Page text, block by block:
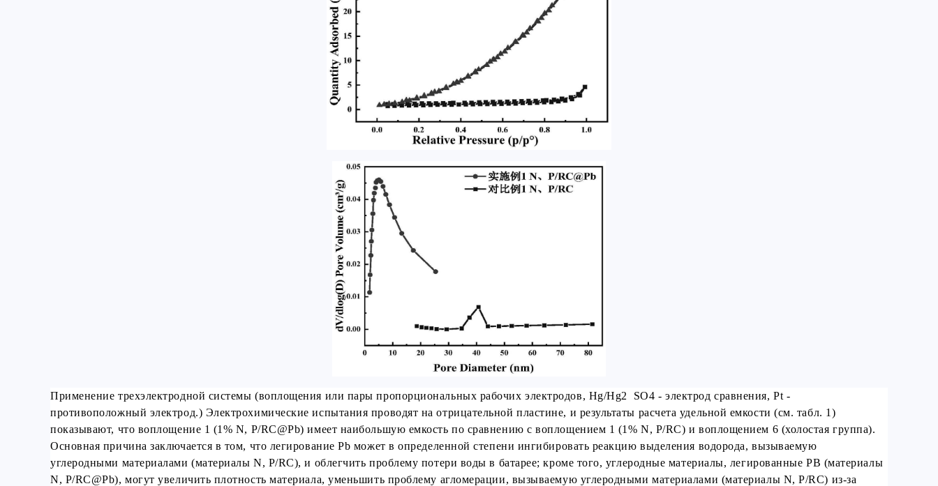
Применение трехэлектродной системы (воплощения или пары пропорциональных рабочих электродов, Hg/Hg2 SO4 - электрод сравнения, Pt -
противоположный электрод.) Электрохимические испытания проводят на отрицательной пластине, и результаты расчета удельной емкости (см. табл. 1)
показывают, что воплощение 1 (1% N, P/RC@Pb) имеет наибольшую емкость по сравнению с воплощением 1 (1% N, P/RC) и воплощением 6 (холостая группа).
Основная причина заключается в том, что легирование Pb может в определенной степени ингибировать реакцию выделения водорода, вызываемую
углеродными материалами (материалы N, P/RC), и облегчить проблему потери воды в батарее; кроме того, углеродные материалы, легированные PB (материалы
N, P/RC@Pb), могут увеличить плотность материала, уменьшить проблему агломерации, вызываемую углеродными материалами (материалы N, P/RC) из-за